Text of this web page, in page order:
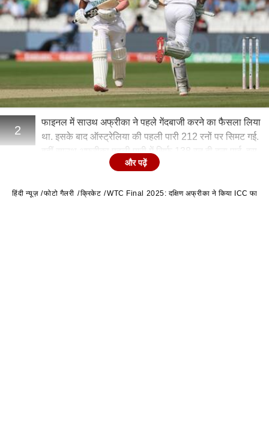
2
फाइनल में साउथ अफ्रीका ने पहले गेंदबाजी करने का फैसला लिया
था. इसके बाद ऑस्ट्रेलिया की पहली पारी 212 रनों पर सिमट गई.
वहीं साउथ अफ्रीका पहली पारी में सिर्फ 138 रन ही बना पाई. इस
तरह से पहली पारी में ऑस्ट्रेलिया के पास 74 रनों की बढ़त थी.
और पढ़ें
हिंदी न्यूज़ फोटो गैलरी क्रिकेट WTC Final 2025: दक्षिण अफ्रीका ने किया ICC